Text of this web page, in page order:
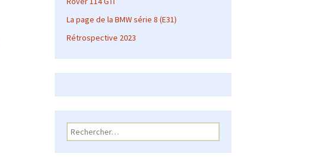
La page de la BMW série 8 (E31)
Rétrospective 2023
Rechercher :